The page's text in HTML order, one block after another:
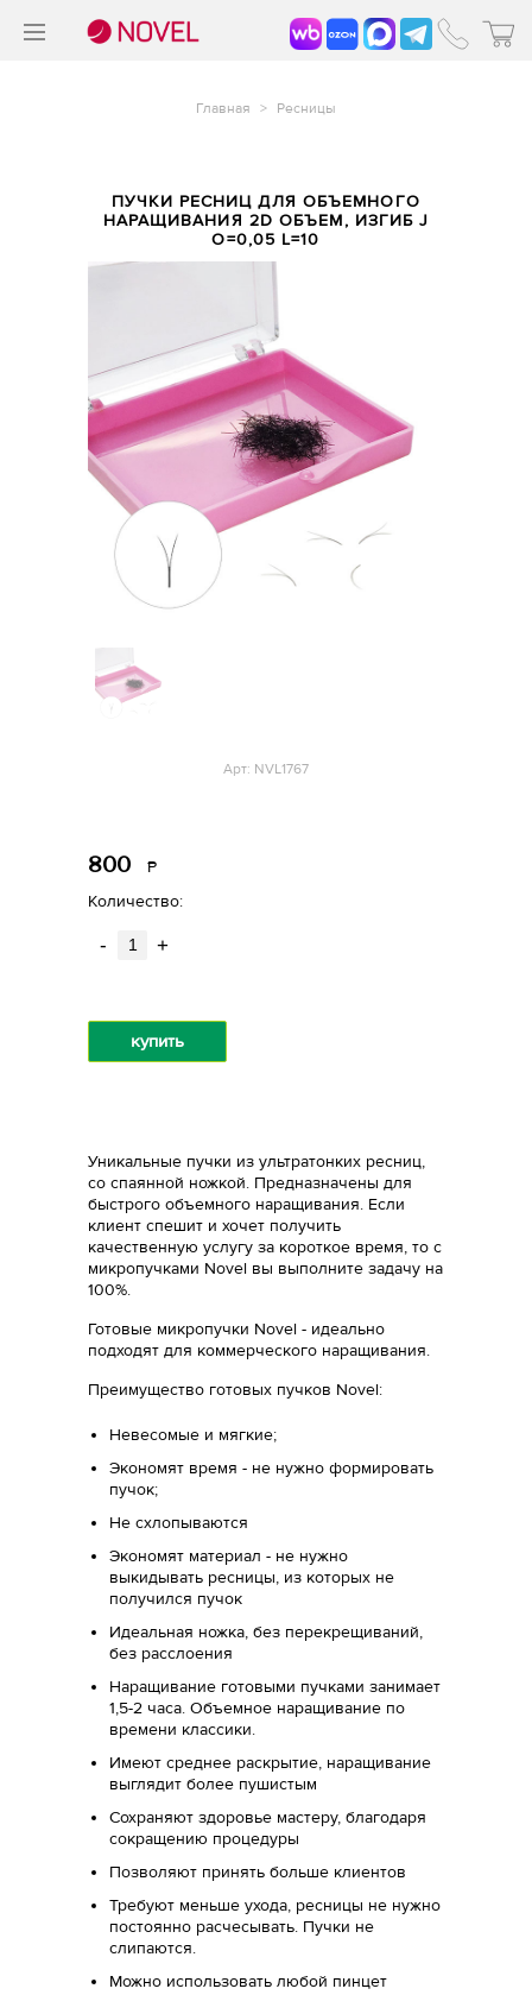
Главная > Ресницы
ПУЧКИ РЕСНИЦ ДЛЯ ОБЪЕМНОГО
НАРАЩИВАНИЯ 2D ОБЪЕМ, ИЗГИБ J
O=0,05 L=10
Арт: NVL1767
800 Р
Количество:
- +
купить
Уникальные пучки из ультратонких ресниц,
со спаянной ножкой. Предназначены для
быстрого объемного наращивания. Если
клиент спешит и хочет получить
качественную услугу за короткое время, то c
микропучками Novel вы выполните задачу на
100%.
Готовые микропучки Novel - идеально
подходят для коммерческого наращивания.
Преимущество готовых пучков Novel:
Невесомые и мягкие;
Экономят время - не нужно формировать
пучок;
Не схлопываются
Экономят материал - не нужно
выкидывать ресницы, из которых не
получился пучок
Идеальная ножка, без перекрещиваний,
без расслоения
Наращивание готовыми пучками занимает
1,5-2 часа. Объемное наращивание по
времени классики.
Имеют среднее раскрытие, наращивание
выглядит более пушистым
Сохраняют здоровье мастеру, благодаря
сокращению процедуры
Позволяют принять больше клиентов
Требуют меньше ухода, ресницы не нужно
постоянно расчесывать. Пучки не
слипаются.
Можно использовать любой пинцет